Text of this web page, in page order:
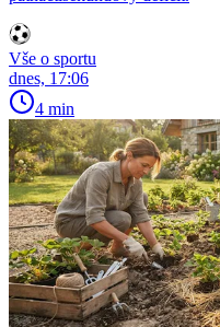
Vše o sportu
dnes, 17:06
4 min